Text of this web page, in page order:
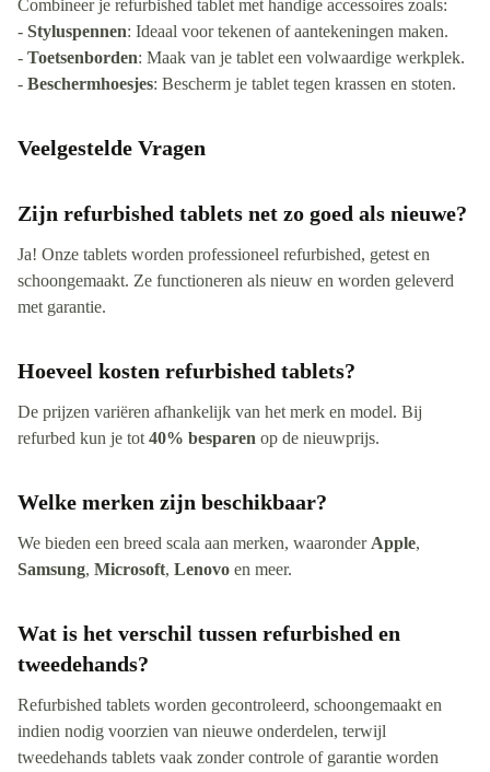
Combineer je refurbished tablet met handige accessoires zoals:
- Styluspennen: Ideaal voor tekenen of aantekeningen maken.
- Toetsenborden: Maak van je tablet een volwaardige werkplek.
- Beschermhoesjes: Bescherm je tablet tegen krassen en stoten.
Veelgestelde Vragen
Zijn refurbished tablets net zo goed als nieuwe?
Ja! Onze tablets worden professioneel refurbished, getest en
schoongemaakt. Ze functioneren als nieuw en worden geleverd
met garantie.
Hoeveel kosten refurbished tablets?
De prijzen variëren afhankelijk van het merk en model. Bij
refurbed kun je tot 40% besparen op de nieuwprijs.
Welke merken zijn beschikbaar?
We bieden een breed scala aan merken, waaronder Apple,
Samsung, Microsoft, Lenovo en meer.
Wat is het verschil tussen refurbished en
tweedehands?
Refurbished tablets worden gecontroleerd, schoongemaakt en
indien nodig voorzien van nieuwe onderdelen, terwijl
tweedehands tablets vaak zonder controle of garantie worden